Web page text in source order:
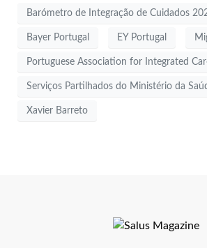
Barómetro de Integração de Cuidados
Bayer Portugal EY Portugal
Portuguese Association for Integrated
Serviços Partilhados do Ministério da
Xavier Barreto